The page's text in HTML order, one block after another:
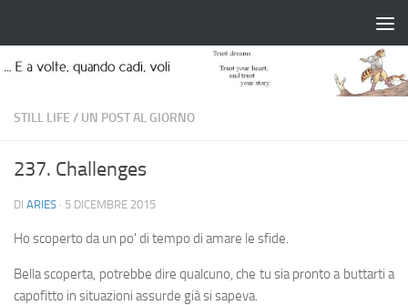
STILL LIFE / UN POST AL GIORNO
237. Challenges
DI ARIES · 5 DICEMBRE 2015
Ho scoperto da un po' di tempo di amare le sfide.
Bella scoperta, potrebbe dire qualcuno, che tu sia pronto a buttarti a
capofitto in situazioni assurde già si sapeva.